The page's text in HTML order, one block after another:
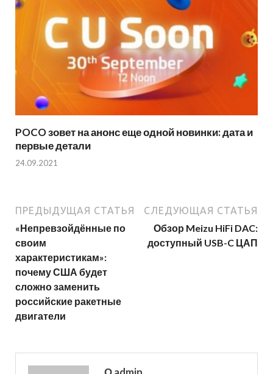
POCO зовет на анонс еще одной новинки: дата и
первые детали
24.09.2021
ПРЕДЫДУЩАЯ СТАТЬЯ
«Непревзойдённые по
своим
характеристикам»:
почему США будет
сложно заменить
российские ракетные
двигатели
СЛЕДУЮЩАЯ СТАТЬЯ
Обзор Meizu HiFi DAC:
доступный USB-C ЦАП